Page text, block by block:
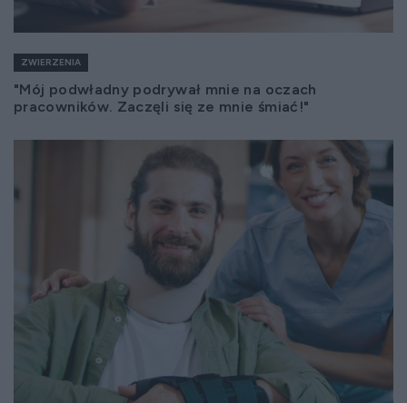
ZWIERZENIA
"Mój podwładny podrywał mnie na oczach
pracowników. Zaczęli się ze mnie śmiać!"